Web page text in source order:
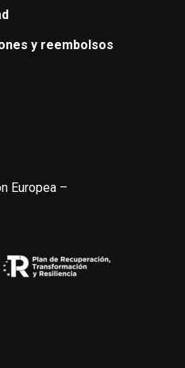
y reembolsos
Europea –